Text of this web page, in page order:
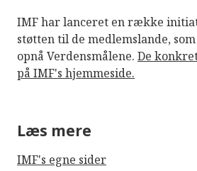
IMF har lanceret en række
støtten til de medlemslande,
opnå Verdensmålene. De
på IMF's hjemmeside.
Læs mere
IMF's egne sider